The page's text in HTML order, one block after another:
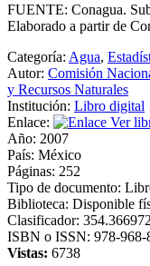
FUENTE: Conagua.
Elaborado a partir de
Categoría: Agua,
Autor: Comisión
y Recursos Naturales
Institución: Libro digital
Enlace:
Ver
Año: 2007
País: México
Páginas: 252
Tipo de documento:
Biblioteca: Disponible
Clasificador:
ISBN o ISSN: 978-968-
Vistas: 6738